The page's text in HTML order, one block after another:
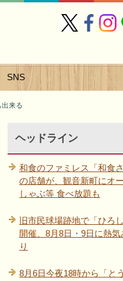
SNS
来る
ヘッドライン
和食のファミレス「和食
の店舗が、観音新町にオ
しゃぶ等 食べ放題も
旧市民球場跡地で「ひろ
開催、8月8日・9日に熱
り
8月6日今夜18時から「と